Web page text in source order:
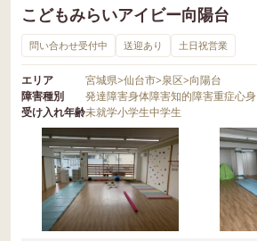
こどもみらいアイビー向陽台
問い合わせ受付中 送迎あり 土日祝営業
エリア 宮城県>仙台市>泉区>向陽台
障害種別
発達障害身体障害知的障害重症心身
受け入れ年齢未就学小学生中学生